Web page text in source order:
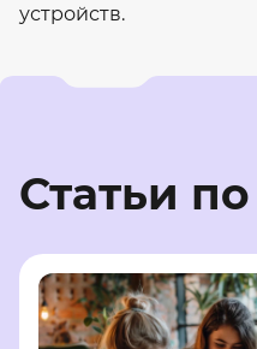
устройств.
Статьи